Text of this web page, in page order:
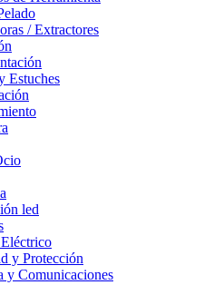
/ Extractores
Estuches
led
y Protección
y Comunicaciones